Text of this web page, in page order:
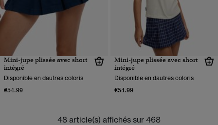
Mini-jupe plissée avec short
intégré
Disponible en dautres coloris
€54.99
Mini-jupe plissée avec short
intégré
Disponible en dautres coloris
€54.99
48 article(s) affichés sur 468